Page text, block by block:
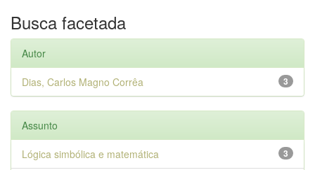
Busca facetada
Autor
3
Dias, Carlos Magno Corrêa
Assunto
3
Lógica simbólica e matemática